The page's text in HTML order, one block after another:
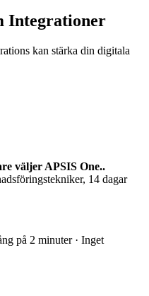
Integrationer
kan stärka din digitala
väljer APSIS One..
14 dagar
på 2 minuter · Inget